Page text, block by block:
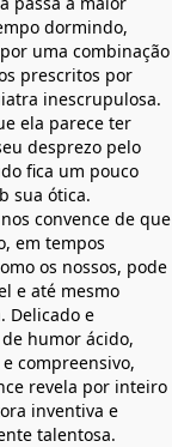
dormindo,
uma combinação
prescritos por
inescrupulosa.
ela parece ter
desprezo pelo
fica um pouco
sua ótica.
convence de que
em tempos
os nossos, pode
e até mesmo
Delicado e
humor ácido,
compreensivo,
revela por inteiro
inventiva e
talentosa.